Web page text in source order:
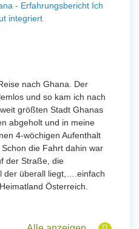
- Erfahrungsbericht Ich
integriert
nach Ghana. Der
und so kam ich nach
größten Stadt Ghanas
abgeholt und in meine
4-wöchigen Aufenthalt
die Fahrt dahin war
der Straße, die
der überall liegt,….einfach
Österreich.